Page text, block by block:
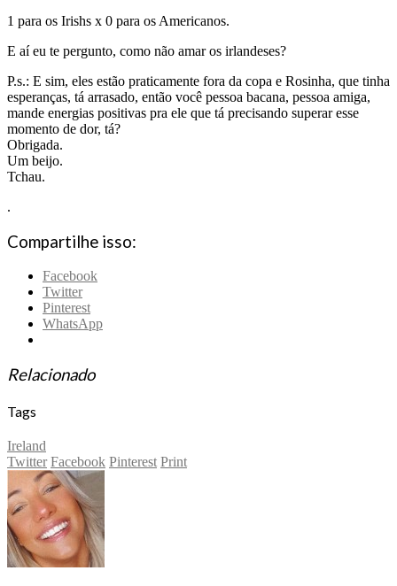
1 para os Irishs x 0 para os Americanos.
E aí eu te pergunto, como não amar os irlandeses?
P.s.: E sim, eles estão praticamente fora da copa e Rosinha, que tinha
esperanças, tá arrasado, então você pessoa bacana, pessoa amiga,
mande energias positivas pra ele que tá precisando superar esse
momento de dor, tá?
Obrigada.
Um beijo.
Tchau.
.
Compartilhe isso:
Facebook
Twitter
Pinterest
WhatsApp
Relacionado
Tags
Ireland
Twitter Facebook Pinterest Print